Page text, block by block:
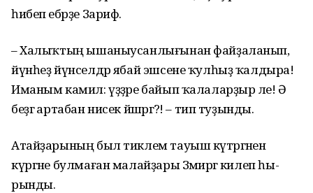
һибеп ебәрҙе Зариф.
– Халыҡтың ышаныусанлы­ғынан файҙаланып,
йүнһеҙ йүн­селдәр ябай эшсене ҡулһыҙ ҡалдыра!
Иманым камил: үҙҙәре байып ҡалаларҙыр әле! Ә
беҙгә артабан нисек йәшәргә?! – тип туҙынды.
Атайҙарының был тиклем тауыш күтәргәнен
күргәне булмаған малайҙары Зәмирәгә килеп һы­
рынды.